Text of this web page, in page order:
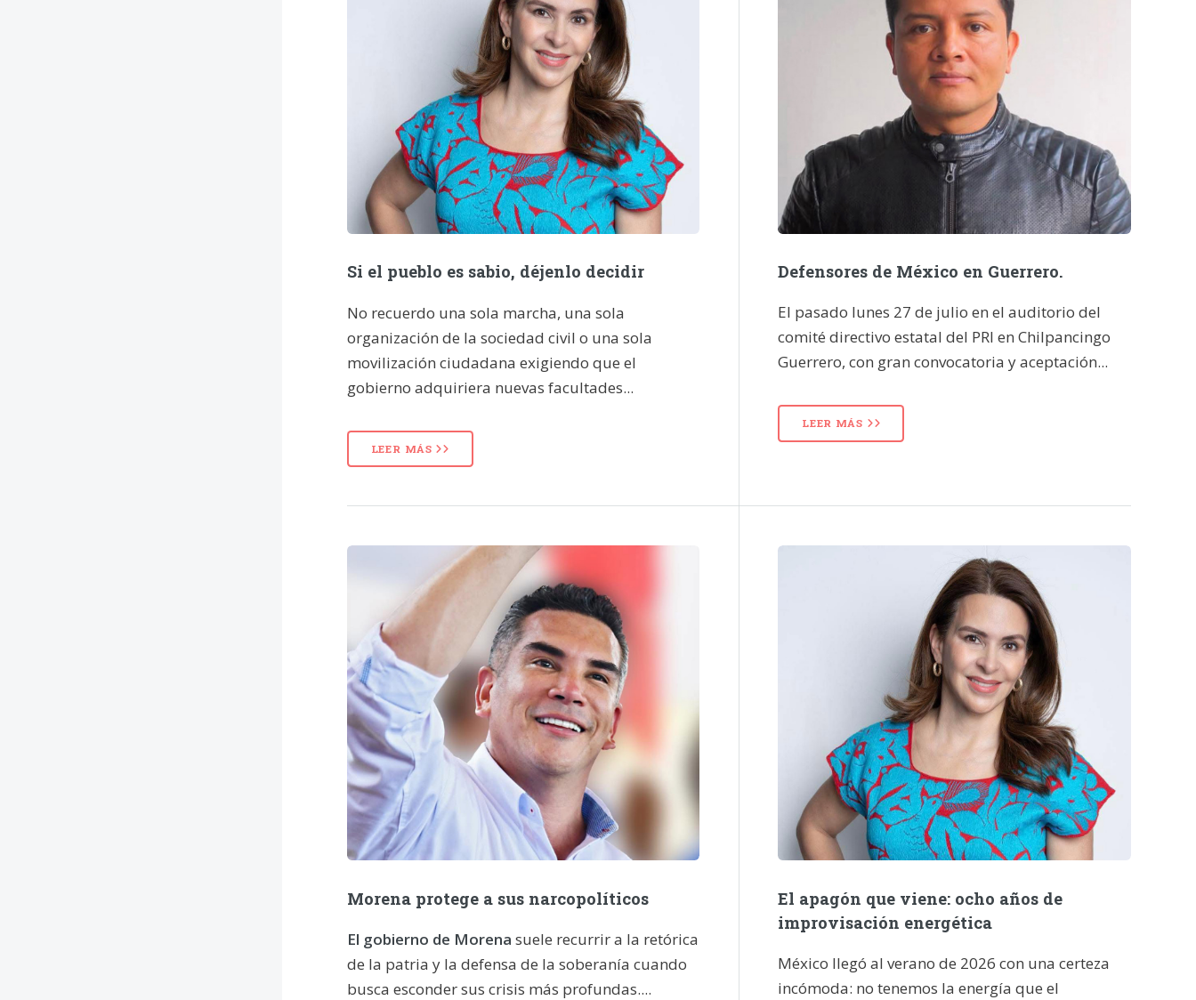
Si el pueblo es sabio, déjenlo decidir
No recuerdo una sola marcha, una sola
organización de la sociedad civil o una sola
movilización ciudadana exigiendo que el
gobierno adquiriera nuevas facultades...
LEER MÁS
Defensores de México en Guerrero.
El pasado lunes 27 de julio en el auditorio del
comité directivo estatal del PRI en Chilpancingo
Guerrero, con gran convocatoria y aceptación...
LEER MÁS
Morena protege a sus narcopolíticos
El gobierno de Morenasuele recurrir a la retórica
de la patria y la defensa de la soberanía cuando
busca esconder sus crisis más profundas....
El apagón que viene: ocho años de
improvisación energética
México llegó al verano de 2026 con una certeza
incómoda: no tenemos la energía que el